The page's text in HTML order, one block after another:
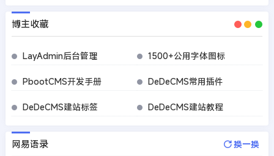
博主收藏
LayAdmin后台管理 1500+公用字体图标
PbootCMS开发手册 DeDeCMS常用插件
DeDeCMS建站标签 DeDeCMS建站教程
网易语录 换一换